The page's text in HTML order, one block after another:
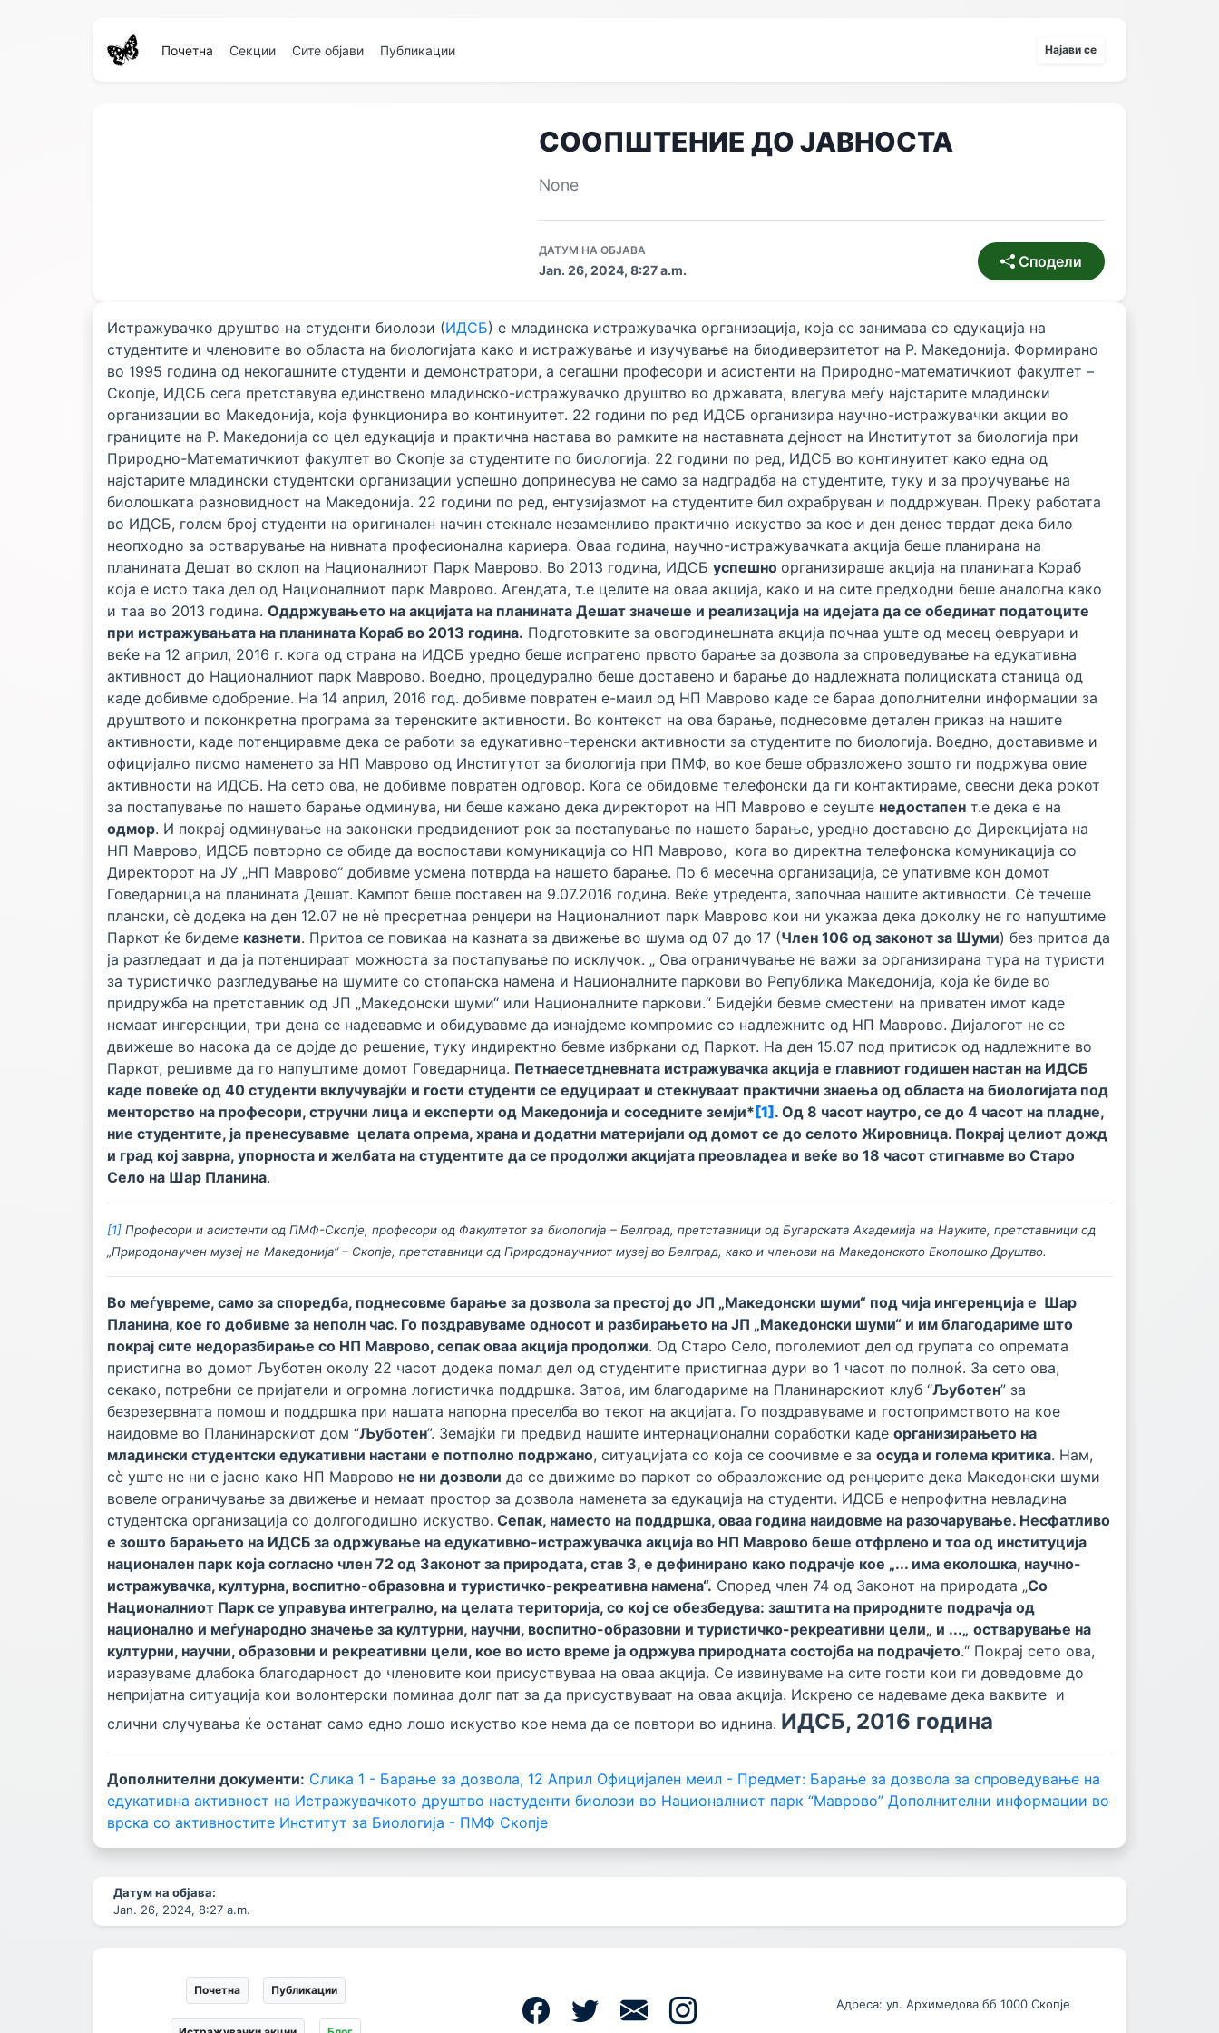
Почетна Секции Сите објави Публикации Најави се
СООПШТЕНИЕ ДО ЈАВНОСТА
None
ДАТУМ НА ОБЈАВА
Jan. 26, 2024, 8:27 a.m. Сподели
Истражувачко друштво на студенти биолози (ИДСБ) е младинска истражувачка организација, која се занимава со едукација на
студентите и членовите во областа на биологијата како и истражување и изучување на биодиверзитетот на Р. Македонија. Формирано
во 1995 година од некогашните студенти и демонстратори, а сегашни професори и асистенти на Природно-математичкиот факултет –
Скопје, ИДСБ сега претставува единствено младинско-истражувачко друштво во државата, влегува меѓу најстарите младински
организации во Македонија, која функционира во континуитет. 22 години по ред ИДСБ организира научно-истражувачки акции во
границите на Р. Македонија со цел едукација и практична настава во рамките на наставната дејност на Институтот за биологија при
Природно-Математичкиот факултет во Скопје за студентите по биологија. 22 години по ред, ИДСБ во континуитет како една од
најстарите младински студентски организации успешно допринесува не само за надградба на студентите, туку и за проучување на
биолошката разновидност на Македонија. 22 години по ред, ентузијазмот на студентите бил охрабруван и поддржуван. Преку работата
во ИДСБ, голем број студенти на оригинален начин стекнале незаменливо практично искуство за кое и ден денес тврдат дека било
неопходно за остварување на нивната професионална кариера. Оваа година, научно-истражувачката акција беше планирана на
планината Дешат во склоп на Националниот Парк Маврово. Во 2013 година, ИДСБ успешно организираше акција на планината Кораб
која е исто така дел од Националниот парк Маврово. Агендата, т.е целите на оваа акција, како и на сите предходни беше аналогна како
и таа во 2013 година. Оддржувањето на акцијата на планината Дешат значеше и реализација на идејата да се обединат податоците
при истражувањата на планината Кораб во 2013 година. Подготовките за овогодинешната акција почнаа уште од месец февруари и
веќе на 12 април, 2016 г. кога од страна на ИДСБ уредно беше испратено првото барање за дозвола за спроведување на едукативна
активност до Националниот парк Маврово. Воедно, процедурално беше доставено и барање до надлежната полициската станица од
каде добивме одобрение. На 14 април, 2016 год. добивме повратен е-маил од НП Маврово каде се бараa дополнителни информации за
друштвото и поконкретна програма за теренските активности. Во контекст на ова барање, поднесовме детален приказ на нашите
активности, каде потенциравме дека се работи за едукативно-теренски активности за студентите по биологија. Воедно, доставивме и
официјално писмо наменето за НП Маврово од Институтот за биологија при ПМФ, во кое беше образложено зошто ги подржува овие
активности на ИДСБ. На сето ова, не добивме повратен одговор. Кога се обидовме телефонски да ги контактираме, свесни дека рокот
за постапување по нашето барање одминува, ни беше кажано дека директорот на НП Маврово е сеуште недостапен т.е дека е на
одмор. И покрај одминување на законски предвидениот рок за постапување по нашето барање, уредно доставено до Дирекцијата на
НП Маврово, ИДСБ повторно се обиде да воспостави комуникација со НП Маврово, кога во директна телефонска комуникација со
Директорот на ЈУ „НП Маврово“ добивме усмена потврда на нашето барање. По 6 месечна организација, се упативме кон домот
Говедарница на планината Дешат. Кампот беше поставен на 9.07.2016 година. Веќе утредента, започнаа нашите активности. Сè течеше
плански, сè додека на ден 12.07 не нè пресретнаа ренџери на Националниот парк Маврово кои ни укажаа дека доколку не го напуштиме
Паркот ќе бидеме казнети. Притоа се повикаа на казната за движење во шума од 07 до 17 (Член 106 од законот за Шуми) без притоа да
ја разгледаат и да ја потенцираат можноста за постапување по исклучок. „ Ова ограничување не важи за организирана тура на туристи
за туристичко разгледување на шумите со стопанска намена и Националните паркови во Република Македонија, која ќе биде во
придружба на претставник од ЈП „Македонски шуми“ или Националните паркови.“ Бидејќи бевме сместени на приватен имот каде
немаат ингеренции, три дена се надевавме и обидувавме да изнајдеме компромис со надлежните од НП Маврово. Дијалогот не се
движеше во насока да се дојде до решение, туку индиректно бевме избркани од Паркот. На ден 15.07 под притисок од надлежните во
Паркот, решивме да го напуштиме домот Говедарница. Петнаесетдневната истражувачка акција е главниот годишен настан на ИДСБ
каде повеќе од 40 студенти вклучувајќи и гости студенти се едуцираат и стекнуваат практични знаења од областа на биологијата под
менторство на професори, стручни лица и експерти од Македонија и соседните земји* [1] . Од 8 часот наутро, се до 4 часот на пладне,
ние студентите, ја пренесувавме целата опрема, храна и додатни материјали од домот се до селото Жировница. Покрај целиот дожд
и град кој заврна, упорноста и желбата на студентите да се продолжи акцијата преовладеа и веќе во 18 часот стигнавме во Старо
Село на Шар Планина.
[1] Професори и асистенти од ПМФ-Скопје, професори од Факултетот за биологија – Белград, претставници од Бугарската Академија на Науките, претставници од
„Природонаучен музеј на Македонија“ – Скопје, претставници од Природонаучниот музеј во Белград, како и членови на Македонското Еколошко Друштво.
Во меѓувреме, само за споредба, поднесовме барање за дозвола за престој до ЈП „Македонски шуми“ под чија ингеренција е Шар
Планина, кое го добивме за неполн час. Го поздравуваме односот и разбирањето на ЈП „Македонски шуми“ и им благодариме што
покрај сите недоразбирање со НП Маврово, сепак оваа акција продолжи. Од Старо Село, поголемиот дел од групата со опремата
пристигна во домот Љуботен околу 22 часот додека помал дел од студентите пристигнаа дури во 1 часот по полноќ. За сето ова,
секако, потребни се пријатели и огромна логистичка поддршка. Затоа, им благодариме на Планинарскиот клуб “Љуботен” за
безрезервната помош и поддршка при нашата напорна преселба во текот на акцијата. Го поздравуваме и гостопримството на кое
наидовме во Планинарскиот дом “Љуботен”. Земајќи ги предвид нашите интернационални соработки каде организирањето на
младински студентски едукативни настани е потполно подржано, ситуацијата со која се соочивме е за осуда и голема критика. Нам,
сè уште не ни е јасно како НП Маврово не ни дозволи да се движиме во паркот со образложение од ренџерите дека Македонски шуми
вовеле ограничување за движење и немаат простор за дозвола наменета за едукација на студенти. ИДСБ е непрофитна невладина
студентска организација со долгогодишно искуство. Сепак, наместо на поддршка, оваа година наидовме на разочарување. Несфатливо
е зошто барањето на ИДСБ за одржување на едукативно-истражувачка акција во НП Маврово беше отфрлено и тоа од институција
национален парк која согласно член 72 од Законот за природата, став 3, е дефинирано како подрачје кое „... има еколошка, научно-
истражувачка, културна, воспитно-образовна и туристичко-рекреативна намена“. Според член 74 од Законот на природата „Со
Националниот Парк се управува интегрално, на целата територија, со кој се обезбедува: заштита на природните подрачја од
национално и меѓународно значење за културни, научни, воспитно-образовни и туристичко-рекреативни цели„ и ...„ остварување на
културни, научни, образовни и рекреативни цели, кое во исто време ја одржува природната состојба на подрачјето.“ Покрај сето ова,
изразуваме длабока благодарност до членовите кои присуствуваа на оваа акција. Се извинуваме на сите гости кои ги доведовме до
непријатна ситуација кои волонтерски поминаа долг пат за да присуствуваат на оваа акција. Искрено се надеваме дека ваквите и
слични случувања ќе останат само едно лошо искуство кое нема да се повтори во иднина. ИДСБ, 2016 година
Дополнителни документи: Слика 1 - Барање за дозвола, 12 Април Официјален меил - Предмет: Барање за дозвола за спроведување на
едукативна активност на Истражувачкото друштво настуденти биолози во Националниот парк “Маврово” Дополнителни информации во
врска со активностите Институт за Биологија - ПМФ Скопје
Датум на објава:
Jan. 26, 2024, 8:27 a.m.
Почетна Публикации
Адреса: ул. Архимедова бб 1000 Скопје